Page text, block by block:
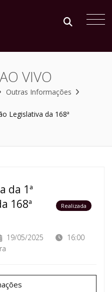
VIVO
Outras Informações
Legislativa da 168ª
da 1ª
168ª
Realizada
19/05/2025
16:00